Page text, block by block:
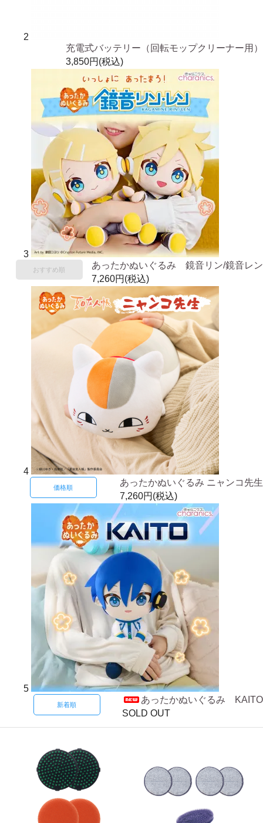
2
充電式バッテリー（回転モップクリーナー用）
3,850円(税込)
3
あったかぬいぐるみ 鏡音リン/鏡音レン
7,260円(税込)
4
あったかぬいぐるみ ニャンコ先生
7,260円(税込)
5
あったかぬいぐるみ KAITO
SOLD OUT
おすすめ順
価格順
新着順